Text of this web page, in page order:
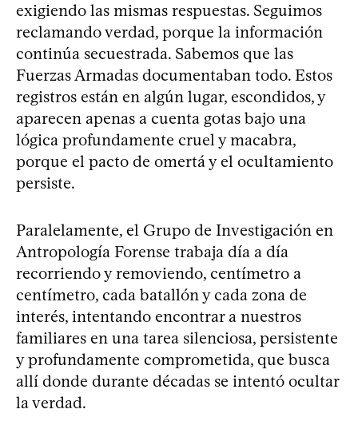
exigiendo las mismas respuestas. Seguimos
reclamando verdad, porque la información
continúa secuestrada. Sabemos que las
Fuerzas Armadas documentaban todo. Estos
registros están en algún lugar, escondidos, y
aparecen apenas a cuenta gotas bajo una
lógica profundamente cruel y macabra,
porque el pacto de omertá y el ocultamiento
persiste.
Paralelamente, el Grupo de Investigación en
Antropología Forense trabaja día a día
recorriendo y removiendo, centímetro a
centímetro, cada batallón y cada zona de
interés, intentando encontrar a nuestros
familiares en una tarea silenciosa, persistente
y profundamente comprometida, que busca
allí donde durante décadas se intentó ocultar
la verdad.